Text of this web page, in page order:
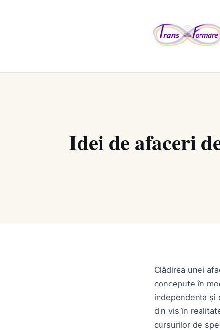
Idei de afaceri
Clădirea unei
concepute în
independența și
din vis în
cursurilor de